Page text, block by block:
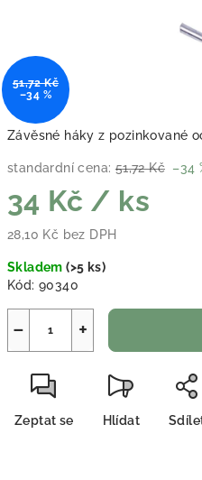
Závěsné háky z pozinkované
standardní cena: 51,72 Kč –34
34 Kč / ks
28,10 Kč bez DPH
Skladem(>5 ks)
Kód: 90340
+
−
Zeptat se Hlídat
51,72 Kč
–34 %